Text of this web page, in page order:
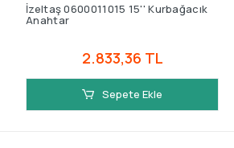
İzeltaş 0600011015 15'' Kurbağacık
Anahtar
2.833,36 TL
Sepete Ekle